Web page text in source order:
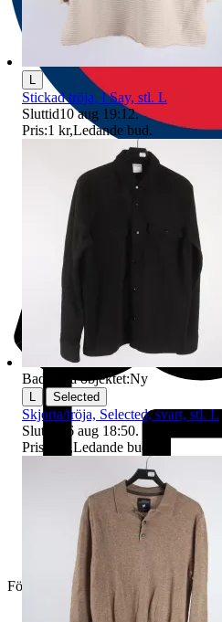
Företag
Stickad tröja, I Say, stl. L
Sluttid10 aug 19:12.
Pris:1 kr,Ledande bud.
Badge på objektet:Ny
Selected
Skjorta/tröja, Selected, svart, stl. L
Sluttid
16 aug 18:50.
Pris:
,Ledande bud